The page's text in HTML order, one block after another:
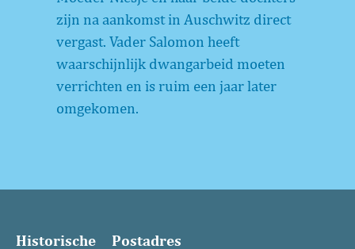
zijn na aankomst in Auschwitz direct
vergast. Vader Salomon heeft
waarschijnlijk dwangarbeid moeten
verrichten en is ruim een jaar later
omgekomen.
Historische Postadres